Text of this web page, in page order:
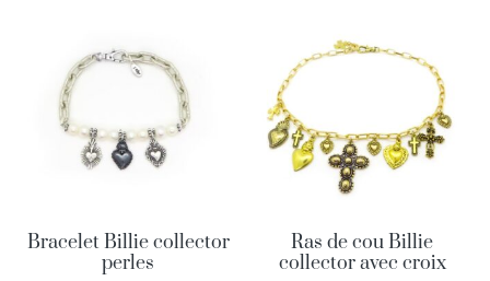
Bracelet Billie collector
perles
Ras de cou Billie
collector avec croix